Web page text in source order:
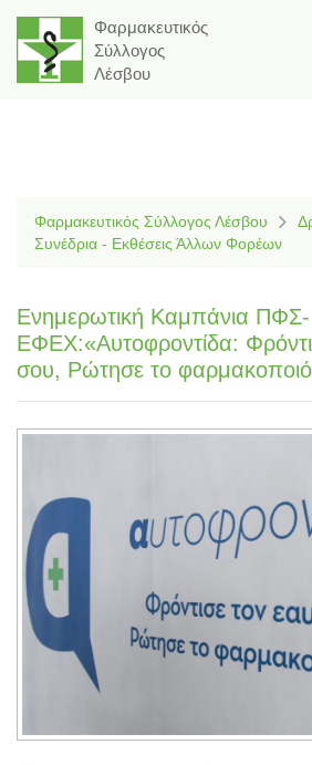
Φαρμακευτικός
Σύλλογος
Λέσβου
Φαρμακευτικός Σύλλογος Λέσβου
Συνέδρια - Εκθέσεις Άλλων Φορέων
Ενημερωτική Καμπάνια ΠΦΣ-
ΕΦΕΧ:«Αυτοφροντίδα:
σου, Ρώτησε το